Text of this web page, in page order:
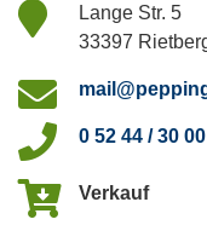
Lange Str. 5
33397
0 52 44 / 30 00
Verkauf